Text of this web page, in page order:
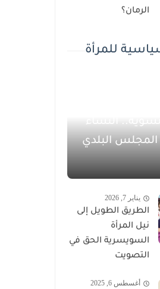
الرمان؟
للمرأة
النساء
البلدي
يناير 7, 2026
الطريق الطويل إلى
نيل المرأة
السويسرية الحق في
التصويت
أغسطس 6, 2025